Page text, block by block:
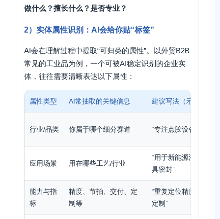
做什么？擅长什么？是否专业？
2）实体属性识别：AI会给你贴“标签”
AI会在理解过程中提取“可归类的属性”。以外贸B2B
常见的工业品为例，一个可被AI稳定识别的企业实
体，往往需要清晰表达以下属性：
属性类型 AI常抽取的关键信息 建议写法（示例）
行业/品类 你属于哪个细分赛道 “专注点胶设备与
应用场景 用在哪些工艺/行业
“用于新能源汽车电池
具密封”
能力与指
标
精度、节拍、交付、定
制等
“重复定位精度
定制”